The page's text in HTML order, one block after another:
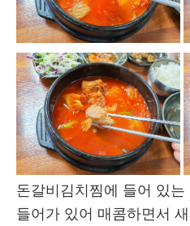
돈갈비김치찜에 들어 있
들어가 있어 매콤하면서